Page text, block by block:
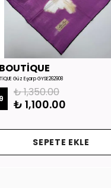
Güz Eşarp GYSE262908
₺ 1,350.00
₺ 1,100.00
SEPETE EKLE